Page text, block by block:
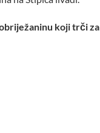
koji trči za